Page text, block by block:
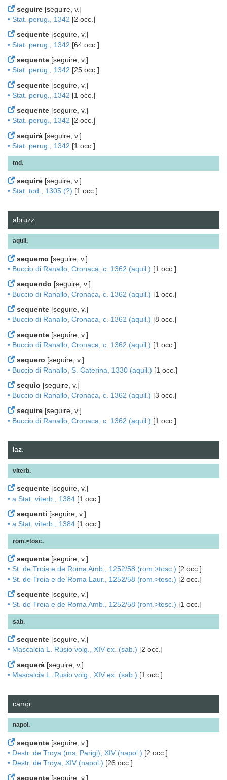
seguire [seguire, v.]
• Stat. perug., 1342 [2 occ.]
sequente [seguire, v.]
• Stat. perug., 1342 [64 occ.]
sequente [seguire, v.]
• Stat. perug., 1342 [25 occ.]
sequente [seguire, v.]
• Stat. perug., 1342 [1 occ.]
sequente [seguire, v.]
• Stat. perug., 1342 [2 occ.]
sequirà [seguire, v.]
• Stat. perug., 1342 [1 occ.]
tod.
sequire [seguire, v.]
• Stat. tod., 1305 (?) [1 occ.]
abruzz.
aquil.
sequemo [seguire, v.]
• Buccio di Ranallo, Cronaca, c. 1362 (aquil.) [1 occ.]
sequendo [seguire, v.]
• Buccio di Ranallo, Cronaca, c. 1362 (aquil.) [1 occ.]
sequente [seguire, v.]
• Buccio di Ranallo, Cronaca, c. 1362 (aquil.) [8 occ.]
sequente [seguire, v.]
• Buccio di Ranallo, Cronaca, c. 1362 (aquil.) [1 occ.]
sequero [seguire, v.]
• Buccio di Ranallo, S. Caterina, 1330 (aquil.) [1 occ.]
sequìo [seguire, v.]
• Buccio di Ranallo, Cronaca, c. 1362 (aquil.) [3 occ.]
sequire [seguire, v.]
• Buccio di Ranallo, Cronaca, c. 1362 (aquil.) [1 occ.]
laz.
viterb.
sequente [seguire, v.]
• a Stat. viterb., 1384 [1 occ.]
sequenti [seguire, v.]
• a Stat. viterb., 1384 [1 occ.]
rom.>tosc.
sequente [seguire, v.]
• St. de Troia e de Roma Amb., 1252/58 (rom.>tosc.) [2 occ.]
• St. de Troia e de Roma Laur., 1252/58 (rom.>tosc.) [2 occ.]
sequente [seguire, v.]
• St. de Troia e de Roma Amb., 1252/58 (rom.>tosc.) [1 occ.]
sab.
sequente [seguire, v.]
• Mascalcia L. Rusio volg., XIV ex. (sab.) [2 occ.]
sequerà [seguire, v.]
• Mascalcia L. Rusio volg., XIV ex. (sab.) [1 occ.]
camp.
napol.
sequente [seguire, v.]
• Destr. de Troya (ms. Parigi), XIV (napol.) [2 occ.]
• Destr. de Troya, XIV (napol.) [26 occ.]
sequente [seguire, v.]